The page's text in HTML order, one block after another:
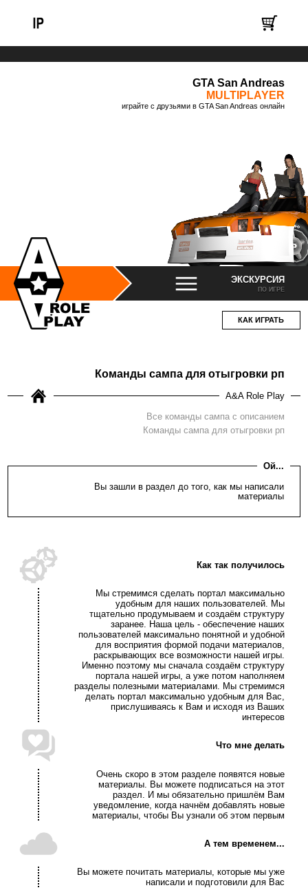
GTA San Andreas
MULTIPLAYER
играйте с друзьями в GTA San Andreas онлайн
ЭКСКУРСИЯ
ПО ИГРЕ
КАК ИГРАТЬ
Команды сампа для отыгровки рп
A&A Role Play
Все команды сампа с описанием
Команды сампа для отыгровки рп
Ой...
Вы зашли в раздел до того, как мы написали
материалы
Как так получилось
Мы стремимся сделать портал максимально
удобным для наших пользователей. Мы
тщательно продумываем и создаём структуру
заранее. Наша цель - обеспечение наших
пользователей максимально понятной и удобной
для восприятия формой подачи материалов,
раскрывающих все возможности нашей игры.
Именно поэтому мы сначала создаём структуру
портала нашей игры, а уже потом наполняем
разделы полезными материалами. Мы стремимся
делать портал максимально удобным для Вас,
прислушиваясь к Вам и исходя из Ваших
интересов
Что мне делать
Очень скоро в этом разделе появятся новые
материалы. Вы можете подписаться на этот
раздел. И мы обязательно пришлём Вам
уведомление, когда начнём добавлять новые
материалы, чтобы Вы узнали об этом первым
А тем временем...
Вы можете почитать материалы, которые мы уже
написали и подготовили для Вас